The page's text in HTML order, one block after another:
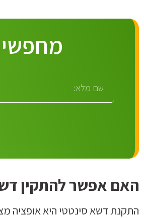
האם אפשר להתקין
התקנת דשא סינטטי היא אופציה